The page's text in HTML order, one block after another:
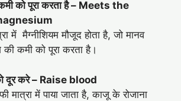
को पूरा करता है – Meets the
में मैग्नीशियम मौजूद होता है, जो मानव
की कमी को पूरा करता है।
दूर करे – Raise blood
में पाया जाता है, काजू के रोजाना